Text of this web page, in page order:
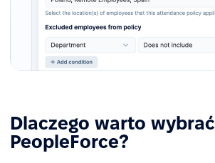
Dlaczego warto wybrać
PeopleForce?